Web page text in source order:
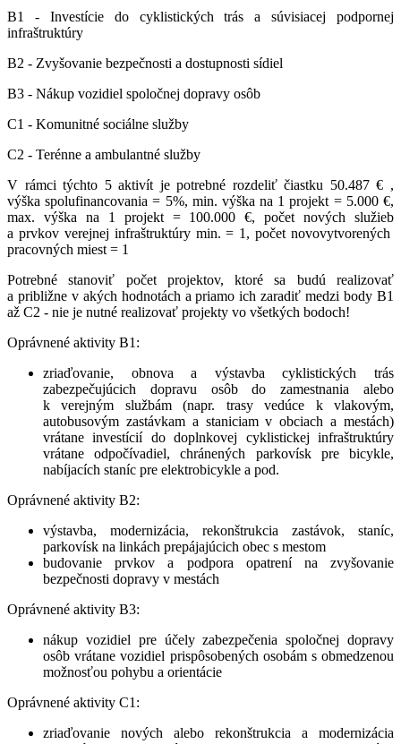
B1 - Investície do cyklistických trás a súvisiacej podpornej
infraštruktúry
B2 - Zvyšovanie bezpečnosti a dostupnosti sídiel
B3 - Nákup vozidiel spoločnej dopravy osôb
C1 - Komunitné sociálne služby
C2 - Terénne a ambulantné služby
V rámci týchto 5 aktivít je potrebné rozdeliť čiastku 50.487 € ,
výška spolufinancovania = 5%, min. výška na 1 projekt = 5.000 €,
max. výška na 1 projekt = 100.000 €, počet nových služieb
a prvkov verejnej infraštruktúry min. = 1, počet novovytvorených
pracovných miest = 1
Potrebné stanoviť počet projektov, ktoré sa budú realizovať
a približne v akých hodnotách a priamo ich zaradiť medzi body B1
až C2 - nie je nutné realizovať projekty vo všetkých bodoch!
Oprávnené aktivity B1:
zriaďovanie, obnova a výstavba cyklistických trás
zabezpečujúcich dopravu osôb do zamestnania alebo
k verejným službám (napr. trasy vedúce k vlakovým,
autobusovým zastávkam a staniciam v obciach a mestách)
vrátane investícií do doplnkovej cyklistickej infraštruktúry
vrátane odpočívadiel, chránených parkovísk pre bicykle,
nabíjacích staníc pre elektrobicykle a pod.
Oprávnené aktivity B2:
výstavba, modernizácia, rekonštrukcia zastávok, staníc,
parkovísk na linkách prepájajúcich obec s mestom
budovanie prvkov a podpora opatrení na zvyšovanie
bezpečnosti dopravy v mestách
Oprávnené aktivity B3:
nákup vozidiel pre účely zabezpečenia spoločnej dopravy
osôb vrátane vozidiel prispôsobených osobám s obmedzenou
možnosťou pohybu a orientácie
Oprávnené aktivity C1:
zriaďovanie nových alebo rekonštrukcia a modernizácia